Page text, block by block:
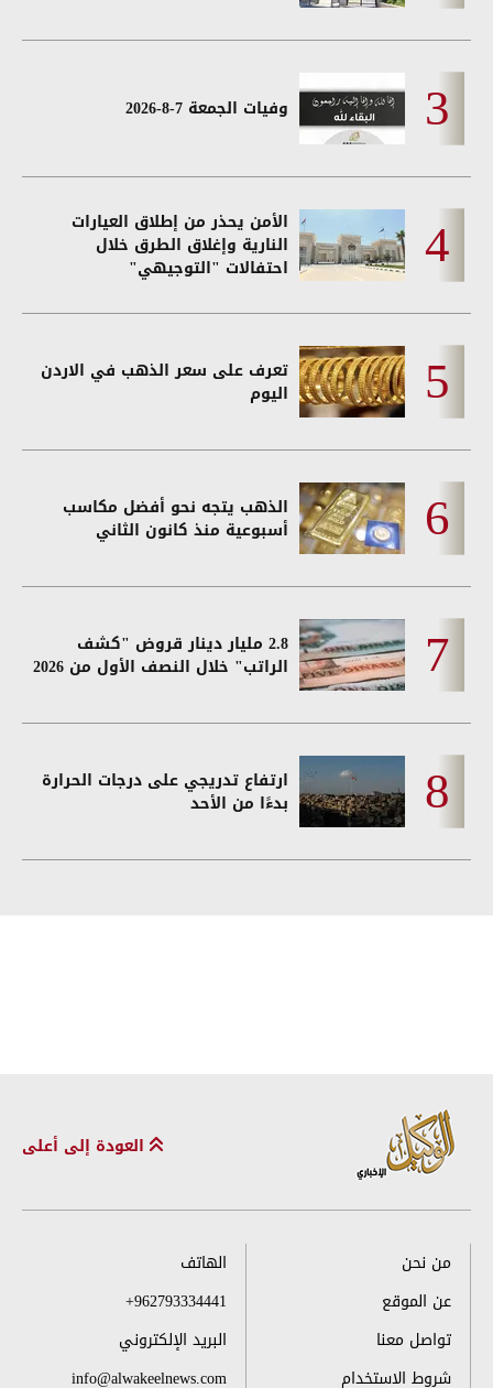
وفيات الجمعة 7-8-2026
الأمن يحذر من إطلاق العيارات
النارية وإغلاق الطرق خلال
احتفالات "التوجيهي"
تعرف على سعر الذهب في الاردن
اليوم
الذهب يتجه نحو أفضل مكاسب
أسبوعية منذ كانون الثاني
2.8 مليار دينار قروض "كشف
الراتب" خلال النصف الأول من 2026
ارتفاع تدريجي على درجات الحرارة
بدءًا من الأحد
العودة إلى أعلى
من نحن
عن الموقع
تواصل معنا
شروط الاستخدام
الهاتف
+962793334441
البريد الإلكتروني
info@alwakeelnews.com